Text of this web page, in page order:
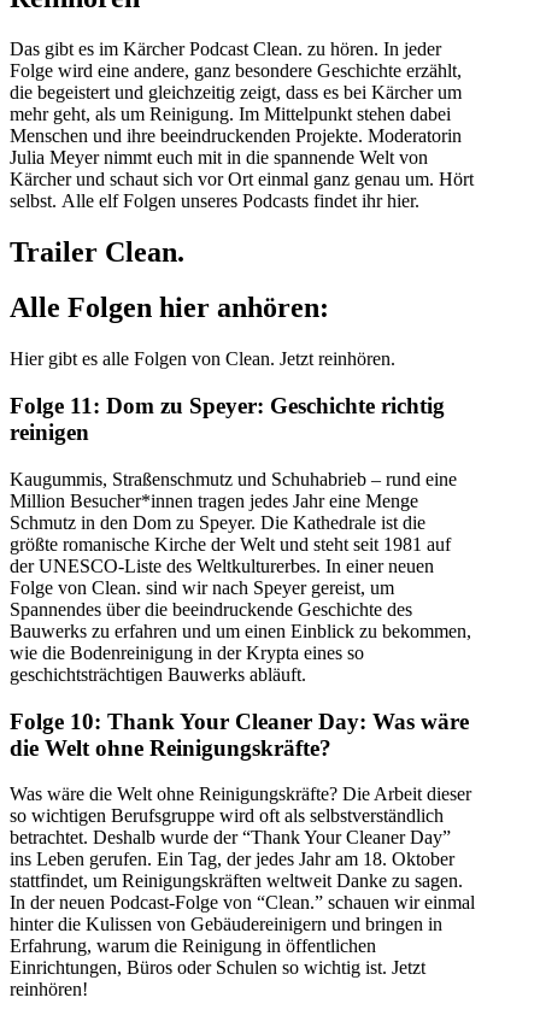
Das gibt es im Kärcher Podcast Clean. zu hören. In jeder
Folge wird eine andere, ganz besondere Geschichte erzählt,
die begeistert und gleichzeitig zeigt, dass es bei Kärcher um
mehr geht, als um Reinigung. Im Mittelpunkt stehen dabei
Menschen und ihre beeindruckenden Projekte. Moderatorin
Julia Meyer nimmt euch mit in die spannende Welt von
Kärcher und schaut sich vor Ort einmal ganz genau um. Hört
selbst. Alle elf Folgen unseres Podcasts findet ihr hier.
Trailer Clean.
Alle Folgen hier anhören:
Hier gibt es alle Folgen von Clean. Jetzt reinhören.
Folge 11: Dom zu Speyer: Geschichte richtig
reinigen
Kaugummis, Straßenschmutz und Schuhabrieb – rund eine
Million Besucher*innen tragen jedes Jahr eine Menge
Schmutz in den Dom zu Speyer. Die Kathedrale ist die
größte romanische Kirche der Welt und steht seit 1981 auf
der UNESCO-Liste des Weltkulturerbes. In einer neuen
Folge von Clean. sind wir nach Speyer gereist, um
Spannendes über die beeindruckende Geschichte des
Bauwerks zu erfahren und um einen Einblick zu bekommen,
wie die Bodenreinigung in der Krypta eines so
geschichtsträchtigen Bauwerks abläuft.
Folge 10: Thank Your Cleaner Day: Was wäre
die Welt ohne Reinigungskräfte?
Was wäre die Welt ohne Reinigungskräfte? Die Arbeit dieser
so wichtigen Berufsgruppe wird oft als selbstverständlich
betrachtet. Deshalb wurde der “Thank Your Cleaner Day”
ins Leben gerufen. Ein Tag, der jedes Jahr am 18. Oktober
stattfindet, um Reinigungskräften weltweit Danke zu sagen.
In der neuen Podcast-Folge von “Clean.” schauen wir einmal
hinter die Kulissen von Gebäudereinigern und bringen in
Erfahrung, warum die Reinigung in öffentlichen
Einrichtungen, Büros oder Schulen so wichtig ist. Jetzt
reinhören!